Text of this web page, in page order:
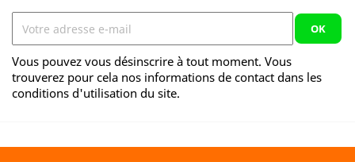
Vous pouvez vous désinscrire à tout moment. Vous
trouverez pour cela nos informations de contact dans les
conditions d'utilisation du site.